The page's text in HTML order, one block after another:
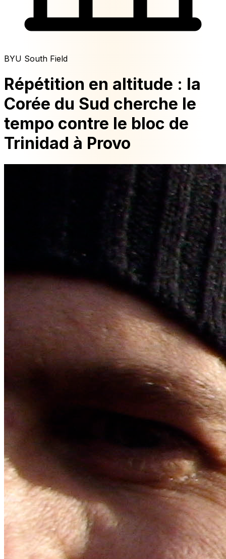
BYU South Field
Répétition en altitude : la
Corée du Sud cherche le
tempo contre le bloc de
Trinidad à Provo